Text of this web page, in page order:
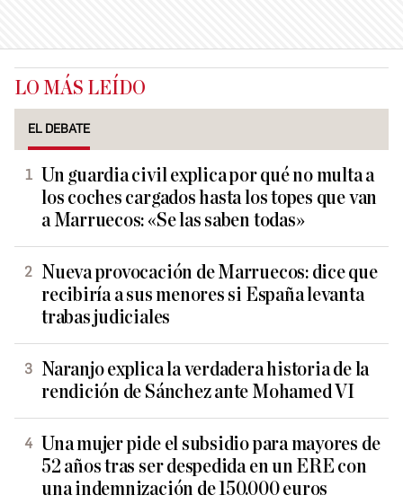
LO MÁS LEÍDO
EL DEBATE
Un guardia civil explica por qué no multa a
los coches cargados hasta los topes que van
a Marruecos: «Se las saben todas»
Nueva provocación de Marruecos: dice que
recibiría a sus menores si España levanta
trabas judiciales
Naranjo explica la verdadera historia de la
rendición de Sánchez ante Mohamed VI
Una mujer pide el subsidio para mayores de
52 años tras ser despedida en un ERE con
una indemnización de 150.000 euros